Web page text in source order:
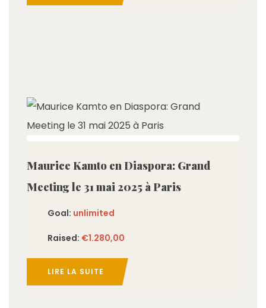
Maurice Kamto en Diaspora: Grand
Meeting le 31 mai 2025 à Paris
Goal: unlimited
Raised: €1.280,00
LIRE LA SUITE